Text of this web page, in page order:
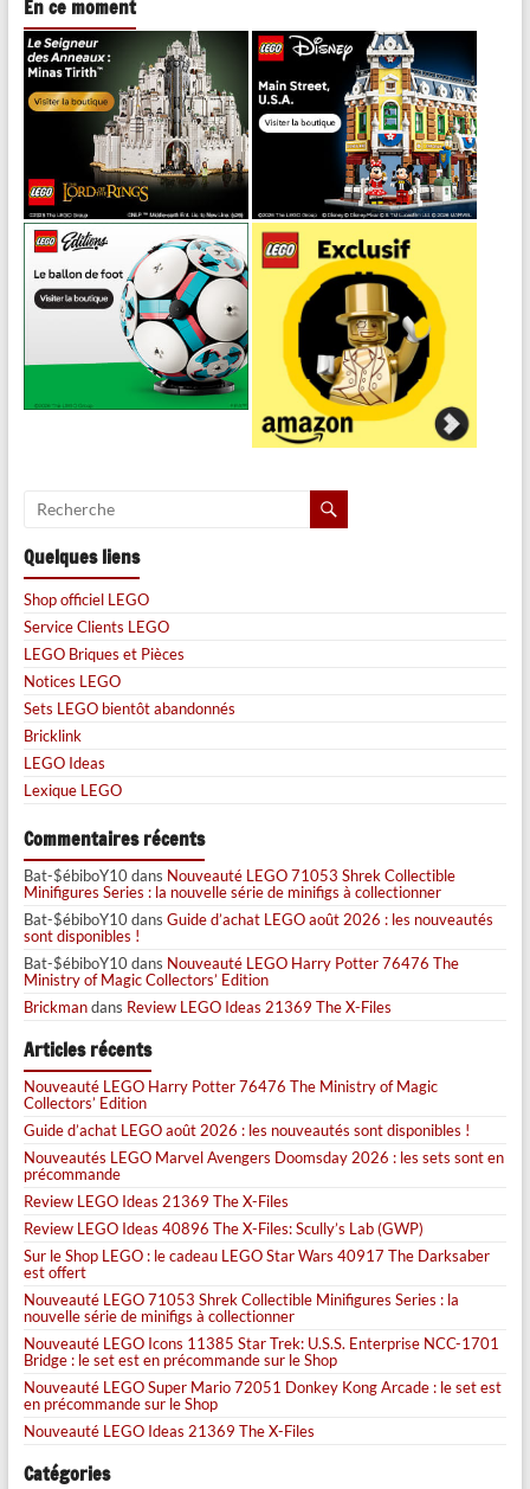
En ce moment
Quelques liens
Shop officiel LEGO
Service Clients LEGO
LEGO Briques et Pièces
Notices LEGO
Sets LEGO bientôt abandonnés
Bricklink
LEGO Ideas
Lexique LEGO
Commentaires récents
Bat-$ébiboY10dans Nouveauté LEGO 71053 Shrek Collectible
Minifigures Series : la nouvelle série de minifigs à collectionner
Bat-$ébiboY10dans Guide d’achat LEGO août 2026 : les nouveautés
sont disponibles !
Bat-$ébiboY10dans Nouveauté LEGO Harry Potter 76476 The
Ministry of Magic Collectors’ Edition
Brickmandans Review LEGO Ideas 21369 The X-Files
Articles récents
Nouveauté LEGO Harry Potter 76476 The Ministry of Magic
Collectors’ Edition
Guide d’achat LEGO août 2026 : les nouveautés sont disponibles !
Nouveautés LEGO Marvel Avengers Doomsday 2026 : les sets sont en
précommande
Review LEGO Ideas 21369 The X-Files
Review LEGO Ideas 40896 The X-Files: Scully’s Lab (GWP)
Sur le Shop LEGO : le cadeau LEGO Star Wars 40917 The Darksaber
est offert
Nouveauté LEGO 71053 Shrek Collectible Minifigures Series : la
nouvelle série de minifigs à collectionner
Nouveauté LEGO Icons 11385 Star Trek: U.S.S. Enterprise NCC-1701
Bridge : le set est en précommande sur le Shop
Nouveauté LEGO Super Mario 72051 Donkey Kong Arcade : le set est
en précommande sur le Shop
Nouveauté LEGO Ideas 21369 The X-Files
Catégories